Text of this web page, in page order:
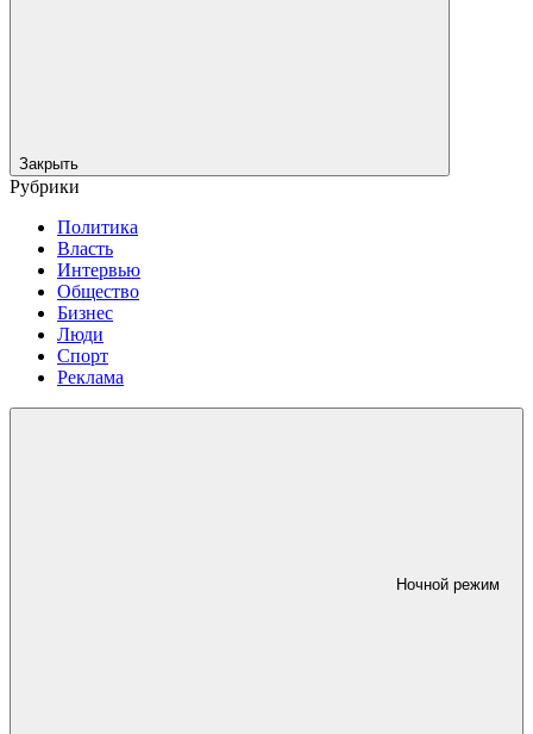
Закрыть
Рубрики
Политика
Власть
Интервью
Общество
Бизнес
Люди
Спорт
Реклама
Ночной режим